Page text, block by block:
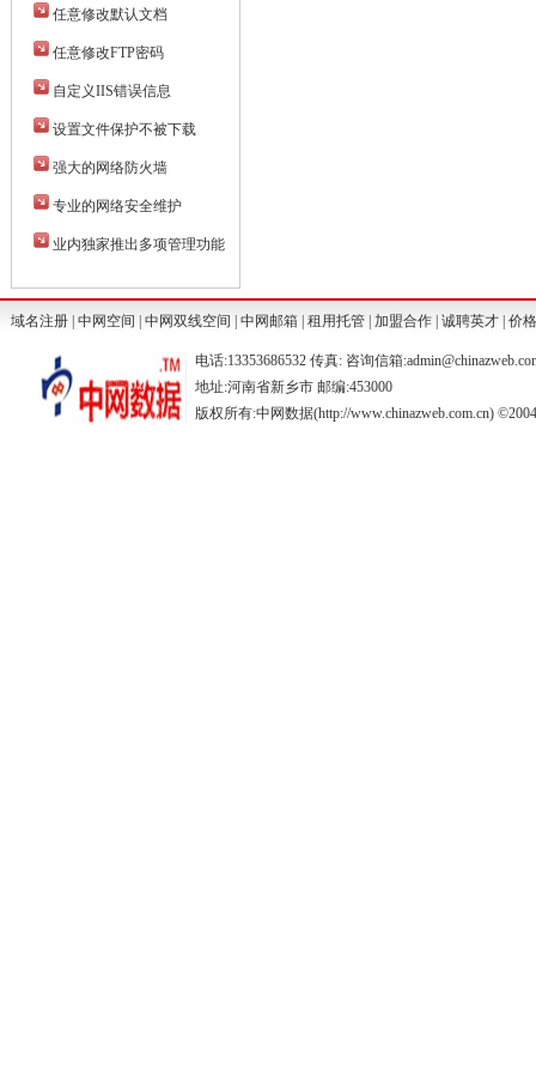
任意修改默认文档
任意修改FTP密码
自定义IIS错误信息
设置文件保护不被下载
强大的网络防火墙
专业的网络安全维护
业内独家推出多项管理功能
域名注册 中网空间 中网双线空间 中网邮箱 租用托管 加盟合作 诚聘英才 价
电话:13353686532 传真: 咨询信箱
地址:河南省新乡市 邮编:453000
版权所有:中网数据(http://www.chinazweb.com.cn)